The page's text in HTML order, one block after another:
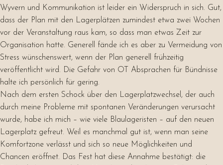
Wyvern und Kommunikation ist leider ein Widerspruch in sich. Gut,
dass der Plan mit den Lagerplätzen zumindest etwa zwei Wochen
vor der Veranstaltung raus kam, so dass man etwas Zeit zur
Organisation hatte. Generell fände ich es aber zu Vermeidung von
Stress wünschenswert, wenn der Plan generell frühzeitig
veröffentlicht wird. Die Gefahr von OT Absprachen für Bündnisse
halte ich persönlich für gering.
Nach dem ersten Schock über den Lagerplatzwechsel, der auch
durch meine Probleme mit spontanen Veränderungen verursacht
wurde, habe ich mich – wie viele Blaulageristen – auf den neuen
Lagerplatz gefreut. Weil es manchmal gut ist, wenn man seine
Komfortzone verlässt und sich so neue Möglichkeiten und
Chancen eröffnet. Das Fest hat diese Annahme bestätigt: die